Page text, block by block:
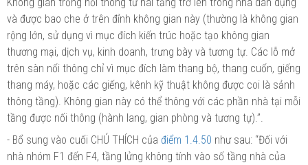
và được bao che ở trên đỉnh không gian này (thường là không gian
rộng lớn, sử dụng vì mục đích kiến trúc hoặc tạo không gian
thương mại, dịch vụ, kinh doanh, trưng bày và tương tự. Các lỗ mở
trên sàn nối thông chỉ vì mục đích làm thang bộ, thang cuốn, giếng
thang máy, hoặc các giếng, kênh kỹ thuật không được coi là sảnh
thông tầng). Không gian này có thểthông với các phần nhà tại mỗi
tầng được nối thông (hành lang, gian phòng và tương tự).”.
- Bổ sung vào cuối CHÚ THÍCH của điểm 1.4.50 như sau: “Đối với
nhà nhóm F1 đến F4, tầng lửng không tính vào số tầng nhà của